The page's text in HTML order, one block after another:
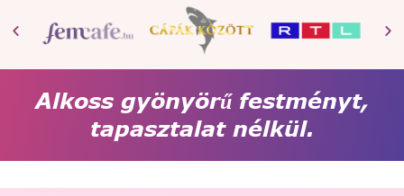
Alkoss gyönyörű festményt,
tapasztalat nélkül.